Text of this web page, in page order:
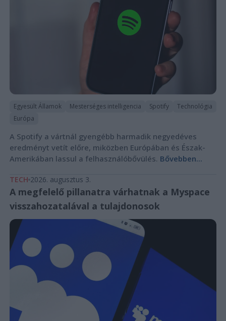
Egyesült Államok Mesterséges intelligencia Spotify
Technológia
Európa
A Spotify a vártnál gyengébb harmadik negyedéves
eredményt vetít előre, miközben Európában és Észak-
Amerikában lassul a felhasználóbővülés. Bővebben...
TECH 2026. augusztus 3.
A megfelelő pillanatra várhatnak a Myspace
visszahozatalával a tulajdonosok